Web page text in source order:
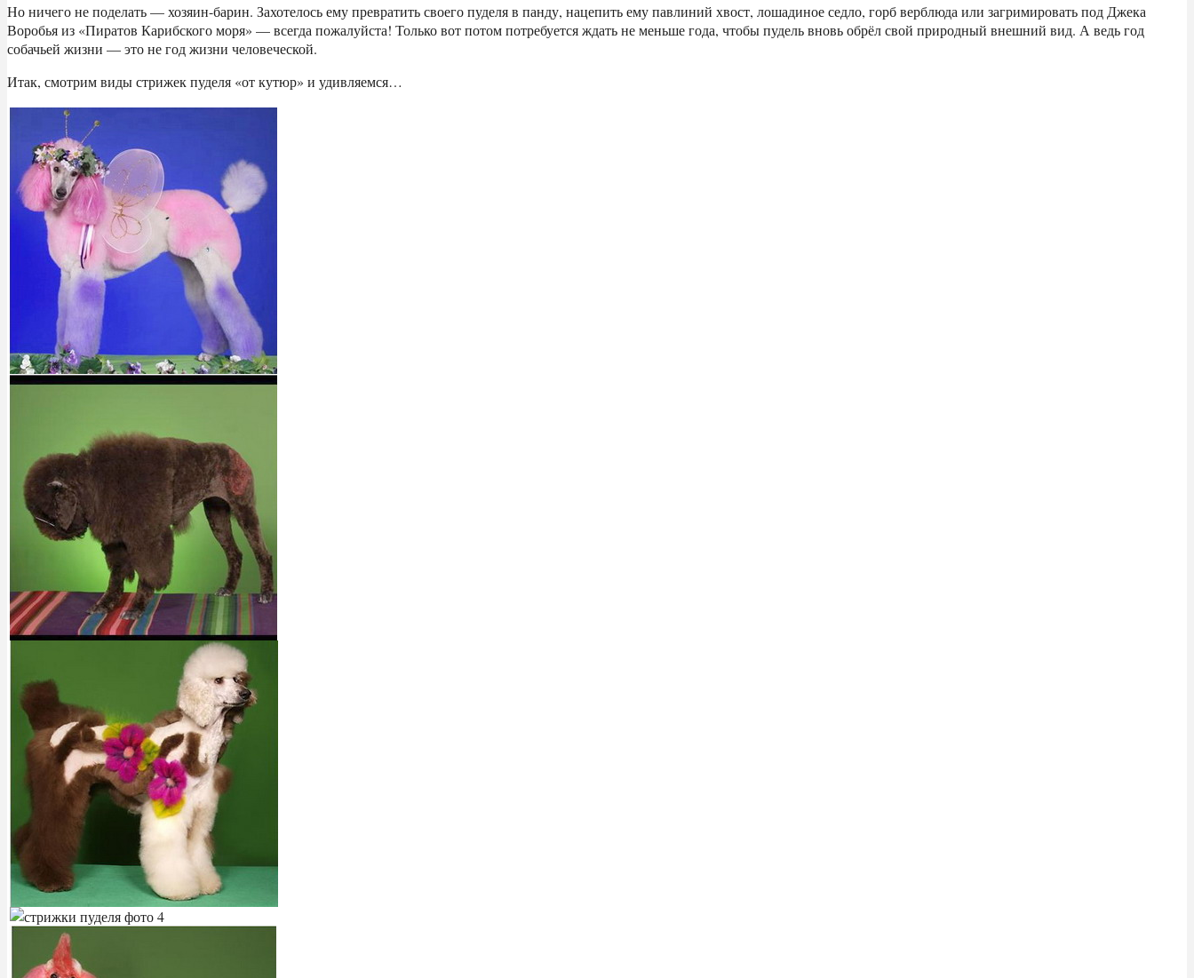
Но ничего не поделать — хозяин-барин. Захотелось ему превратить своего пуделя в панду, нацепить ему павлиний хвост, лошадиное седло, горб верблюда или загримировать под Джека
Воробья из «Пиратов Карибского моря» — всегда пожалуйста! Только вот потом потребуется ждать не меньше года, чтобы пудель вновь обрёл свой природный внешний вид. А ведь год
собачьей жизни — это не год жизни человеческой.
Итак, смотрим виды стрижек пуделя «от кутюр» и удивляемся…